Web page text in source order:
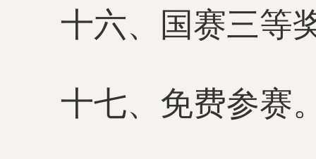
十六、国赛三等
十七、免费参赛